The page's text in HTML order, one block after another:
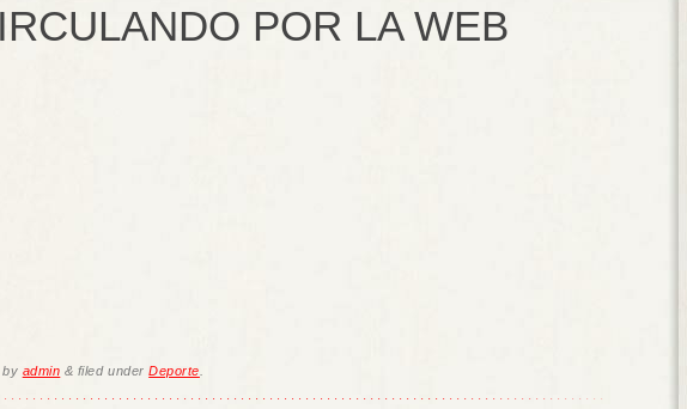
POR LA WEB
by admin & filed underDeporte